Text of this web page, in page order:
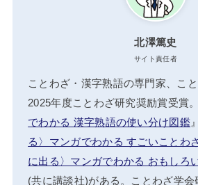
北澤篤史
サイト責任者
ことわざ・漢字熟語の専門家、こと
2025年度ことわざ研究奨励賞受賞
でわかる 漢字熟語の使い分け図鑑
る〉マンガでわかる すごいことわ
に出る〉マンガでわかる おもしろ
(共に講談社)がある。ことわざ学